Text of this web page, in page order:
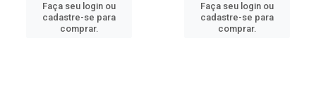
Faça seu login ou
cadastre-se para
comprar.
Faça seu login ou
cadastre-se para
comprar.